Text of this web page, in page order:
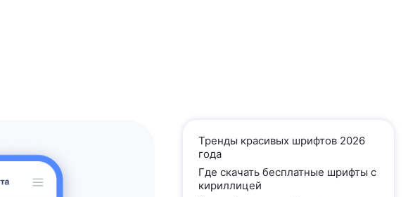
Тренды красивых шрифтов 2026
года
Где скачать бесплатные шрифты с
кириллицей